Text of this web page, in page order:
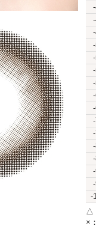
-
△
×：